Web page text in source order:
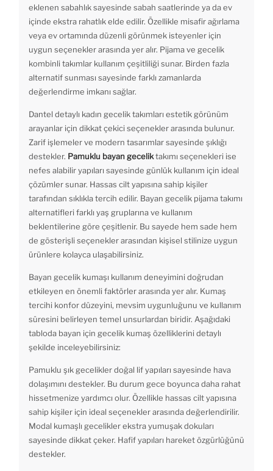
eklenen sabahlık sayesinde sabah saatlerinde ya da ev
içinde ekstra rahatlık elde edilir. Özellikle misafir ağırlama
veya ev ortamında düzenli görünmek isteyenler için
uygun seçenekler arasında yer alır. Pijama ve gecelik
kombinli takımlar kullanım çeşitliliği sunar. Birden fazla
alternatif sunması sayesinde farklı zamanlarda
değerlendirme imkanı sağlar.
Dantel detaylı kadın gecelik takımları estetik görünüm
arayanlar için dikkat çekici seçenekler arasında bulunur.
Zarif işlemeler ve modern tasarımlar sayesinde şıklığı
destekler. Pamuklu bayan geceliktakımı seçenekleri ise
nefes alabilir yapıları sayesinde günlük kullanım için ideal
çözümler sunar. Hassas cilt yapısına sahip kişiler
tarafından sıklıkla tercih edilir. Bayan gecelik pijama takımı
alternatifleri farklı yaş gruplarına ve kullanım
beklentilerine göre çeşitlenir. Bu sayede hem sade hem
de gösterişli seçenekler arasından kişisel stilinize uygun
ürünlere kolayca ulaşabilirsiniz.
Bayan gecelik kumaşı kullanım deneyimini doğrudan
etkileyen en önemli faktörler arasında yer alır. Kumaş
tercihi konfor düzeyini, mevsim uygunluğunu ve kullanım
süresini belirleyen temel unsurlardan biridir. Aşağıdaki
tabloda bayan için gecelik kumaş özelliklerini detaylı
şekilde inceleyebilirsiniz:
Pamuklu şık gecelikler doğal lif yapıları sayesinde hava
dolaşımını destekler. Bu durum gece boyunca daha rahat
hissetmenize yardımcı olur. Özellikle hassas cilt yapısına
sahip kişiler için ideal seçenekler arasında değerlendirilir.
Modal kumaşlı gecelikler ekstra yumuşak dokuları
sayesinde dikkat çeker. Hafif yapıları hareket özgürlüğünü
destekler.